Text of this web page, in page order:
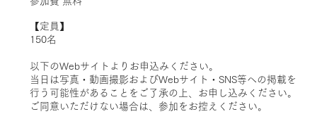
【定員】
150名
以下のWebサイトよりお申込みください。
当日は写真・動画撮影およびWebサイト・SNS等への掲載を
行う可能性があることをご了承の上、お申し込みください。
ご同意いただけない場合は、参加をお控えください。